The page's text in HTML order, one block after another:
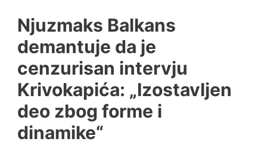
Njuzmaks Balkans
demantuje da je
cenzurisan intervju
Krivokapića: „Izostavljen
deo zbog forme i
dinamike“